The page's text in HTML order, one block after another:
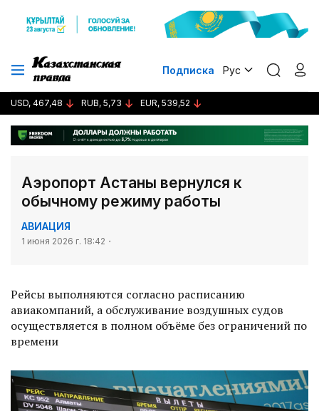
Подписка Рус
USD, 467,48 RUB, 5,73 EUR, 539,52
Аэропорт Астаны вернулся к
обычному режиму работы
АВИАЦИЯ
1 июня 2026 г. 18:42
Рейсы выполняются согласно расписанию
авиакомпаний, а обслуживание воздушных судов
осуществляется в полном объёме без ограничений по
времени